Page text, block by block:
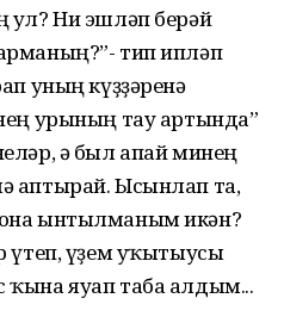
ул? Ни эшләп берәй
тип ипләп
уның күҙҙәренә
урының тау артында”
ә был апай минең
аптырай. Ысынлап та,
ынтылманым икән?
үтеп, үҙем уҡытыусы
яуап таба алдым...